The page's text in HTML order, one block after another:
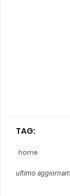
TAG:
home
ultimo